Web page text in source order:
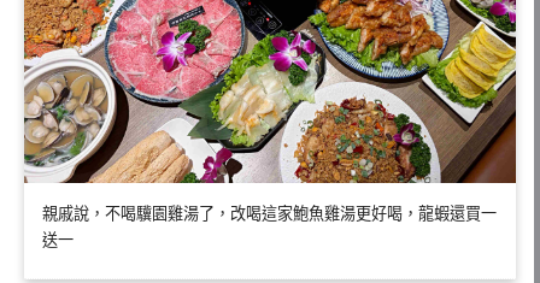
親戚說，不喝驥園雞湯了，改喝這家鮑魚雞湯更好喝，龍蝦還買一
送一